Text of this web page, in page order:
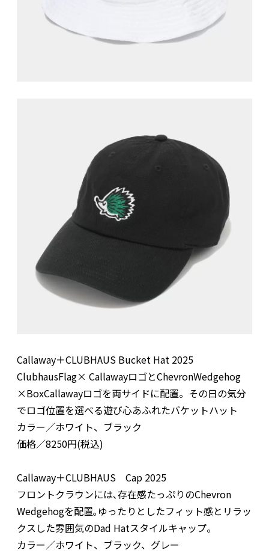
Callaway＋CLUBHAUS Bucket Hat 2025
ClubhausFlag× CallawayロゴとChevronWedgehog
×BoxCallawayロゴを両サイドに配置。その日の気分
でロゴ位置を選べる遊び心あふれたバケットハット
カラー／ホワイト、ブラック
価格／8250円(税込)
Callaway＋CLUBHAUS Cap 2025
フロントクラウンには､存在感たっぷりのChevron
Wedgehogを配置｡ゆったりとしたフィット感とリラッ
クスした雰囲気のDad Hatスタイルキャップ。
カラー／ホワイト、ブラック、グレー